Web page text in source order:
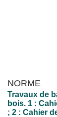
NORME
Travaux de
bois. 1 :
; 2 : Cahier